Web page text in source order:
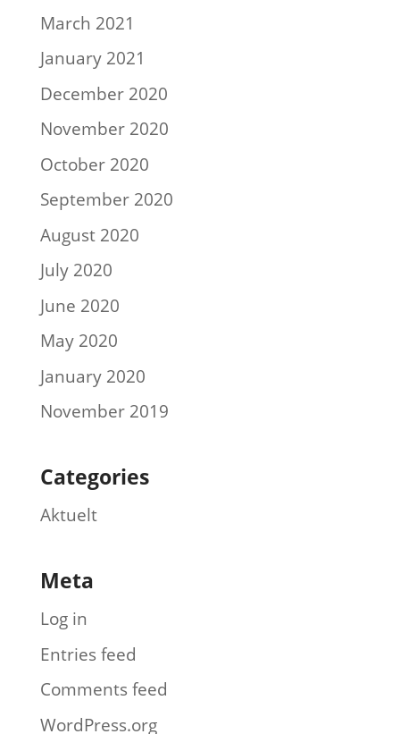
March 2021
January 2021
December 2020
November 2020
October 2020
September 2020
August 2020
July 2020
June 2020
May 2020
January 2020
November 2019
Categories
Aktuelt
Meta
Log in
Entries feed
Comments feed
WordPress.org